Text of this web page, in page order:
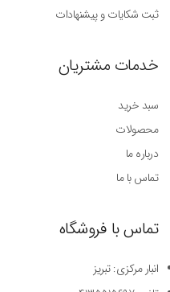
ثبت شکایات و پیشنهادات
خدمات مشتریان
سبد خرید
محصولات
درباره ما
تماس با ما
تماس با فروشگاه
انبار مرکزی: تبریز